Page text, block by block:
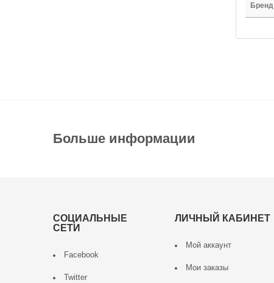
Бренд
Больше информации
СОЦИАЛЬНЫЕ
СЕТИ
Facebook
Twitter
ЛИЧНЫЙ КАБИНЕТ
Мой аккаунт
Мои заказы